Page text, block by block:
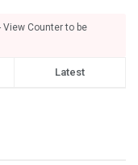
View Counter to be
Latest